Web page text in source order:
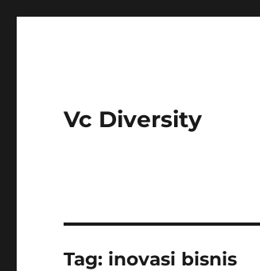
Vc Diversity
Tag: inovasi bisnis